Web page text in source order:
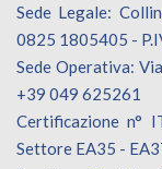
Sede Legale:
0825 1805405 -
Sede Operativa:
+39 049 625261
Certificazione n°
Settore EA35 -